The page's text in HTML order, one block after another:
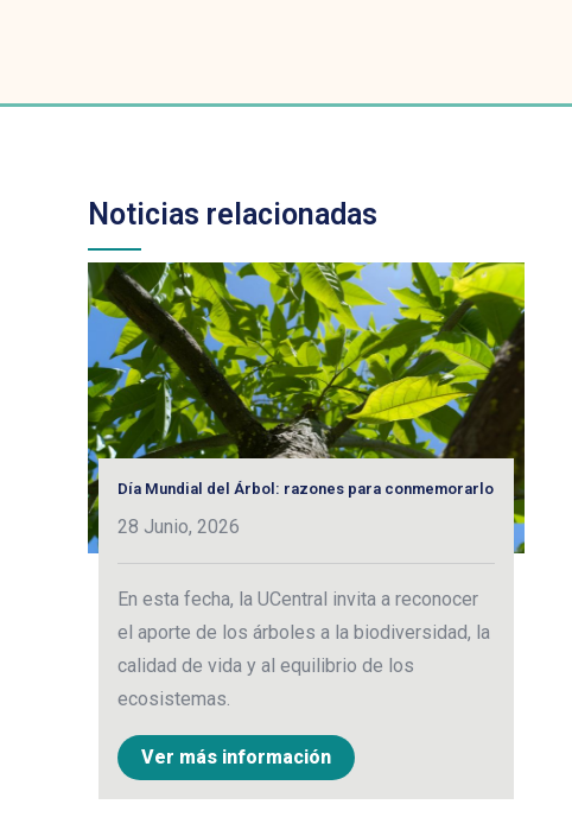
Noticias relacionadas
Día Mundial del Árbol: razones para conmemorarlo
28 Junio, 2026
En esta fecha, la UCentral invita a reconocer
el aporte de los árboles a la biodiversidad, la
calidad de vida y al equilibrio de los
ecosistemas.
Ver más información